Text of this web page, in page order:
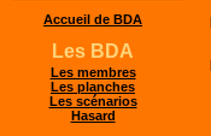
Accueil de BDA
Les BDA
Les membres
Les planches
Les scénarios
Hasard